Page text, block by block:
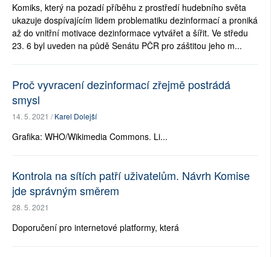
Komiks, který na pozadí příběhu z prostředí hudebního světa
ukazuje dospívajícím lidem problematiku dezinformací a proniká
až do vnitřní motivace dezinformace vytvářet a šířit. Ve středu
23. 6 byl uveden na půdě Senátu PČR pro záštitou jeho m...
Proč vyvracení dezinformací zřejmě postrádá
smysl
14. 5. 2021 /Karel Dolejší
Grafika: WHO/Wikimedia Commons. Li...
Kontrola na sítích patří uživatelům. Návrh Komise
jde správným směrem
28. 5. 2021
Doporučení pro internetové platformy, která